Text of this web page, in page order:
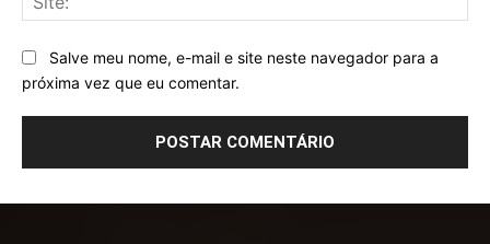
Salve meu nome, e-mail e site neste navegador para a
próxima vez que eu comentar.